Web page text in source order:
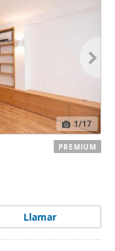
1/17
Llamar
PREMIUM